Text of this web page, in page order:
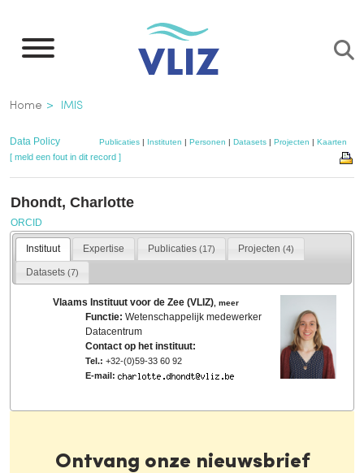
naar
inhoud
gaan
Kruimelpad
Home IMIS
Data Policy Publicaties| Instituten | Personen | Datasets| Projecten | Kaarten
[ meld een fout in dit record ]
Dhondt, Charlotte
ORCID
Instituut Expertise Publicaties (17) Projecten (4)
Datasets (7)
Vlaams Instituut voor de Zee (VLIZ) ,meer
Functie:Wetenschappelijk medewerker
Datacentrum
Contact op het instituut:
Tel.: +32-(0)59-33 60 92
E-mail:
Ontvang onze nieuwsbrief